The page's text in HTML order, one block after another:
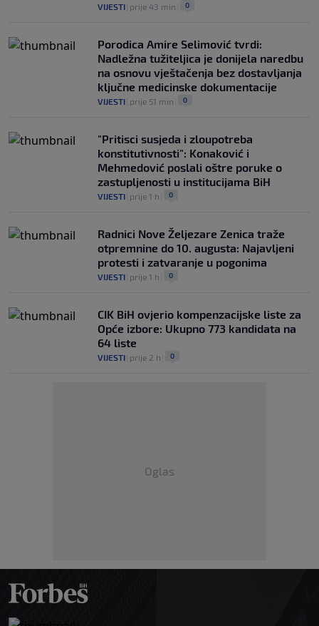
VIJESTI prije 43 min 0
Porodica Amire Selimović tvrdi:
Nadležna tužiteljica je donijela naredbu
na osnovu vještačenja bez dostavljanja
ključne medicinske dokumentacije
VIJESTI prije 51 min 0
"Pritisci susjeda i zloupotreba
konstitutivnosti": Konaković i
Mehmedović poslali oštre poruke o
zastupljenosti u institucijama BiH
VIJESTI prije 1 h 0
Radnici Nove Željezare Zenica traže
otpremnine do 10. augusta: Najavljeni
protesti i zatvaranje u pogonima
VIJESTI prije 1 h 0
CIK BiH ovjerio kompenzacijske liste za
Opće izbore: Ukupno 773 kandidata na
64 liste
VIJESTI prije 2 h 0
Oglas